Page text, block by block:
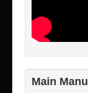
Main Manu